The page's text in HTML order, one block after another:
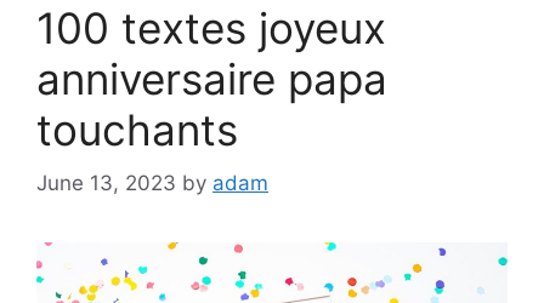
100 textes joyeux
anniversaire papa
touchants
June 13, 2023 by adam